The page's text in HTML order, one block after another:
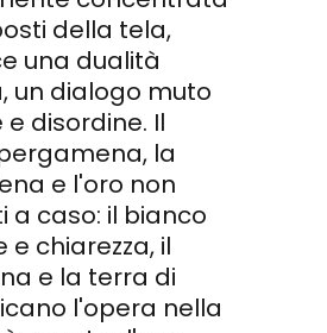
della tela,
una dualità
un dialogo muto
disordine. Il
la
e l'oro non
a caso: il bianco
e chiarezza, il
e la terra di
l'opera nella